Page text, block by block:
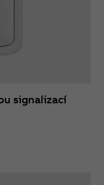
signalizací